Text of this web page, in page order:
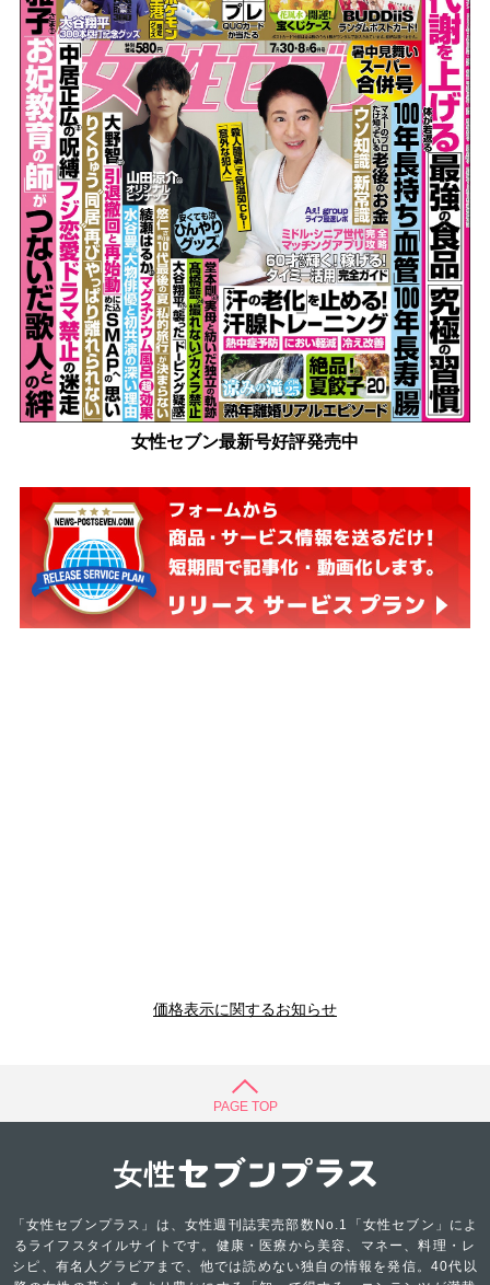
女性セブン最新号好評発売中
価格表示に関するお知らせ
PAGE TOP
「女性セブンプラス」は、女性週刊誌実売部数No.1「女性セブン」によ
るライフスタイルサイトです。健康・医療から美容、マネー、料理・レ
シピ、有名人グラビアまで、他では読めない独自の情報を発信。40代以